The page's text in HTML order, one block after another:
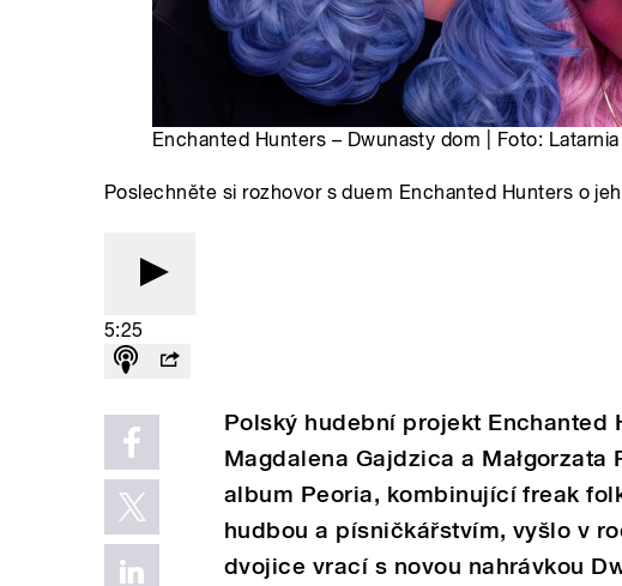
Enchanted Hunters – Dwunasty dom | Foto: Latarnia
Poslechněte si rozhovor s duem Enchanted Hunters o
5:25
Polský hudební projekt Enchanted
Magdalena Gajdzica a
album Peoria, kombinující freak
hudbou a písničkářstvím, vyšlo v
dvojice vrací s novou nahrávkou